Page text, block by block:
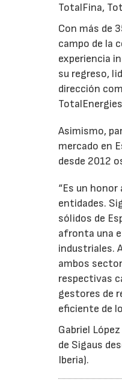
TotalFina,
Con más de
campo de la
experiencia
su regreso,
dirección
Asimismo,
mercado en
desde 2012
“Es un
entidades.
sólidos de
afronta una
industriales.
ambos
respectivas
gestores de
eficiente de
Gabriel
de Sigaus
Iberia).